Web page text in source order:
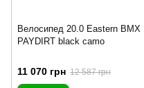
Велосипед 20.0 Eastern BMX
PAYDIRT black camo
11 070 грн 12 587 грн